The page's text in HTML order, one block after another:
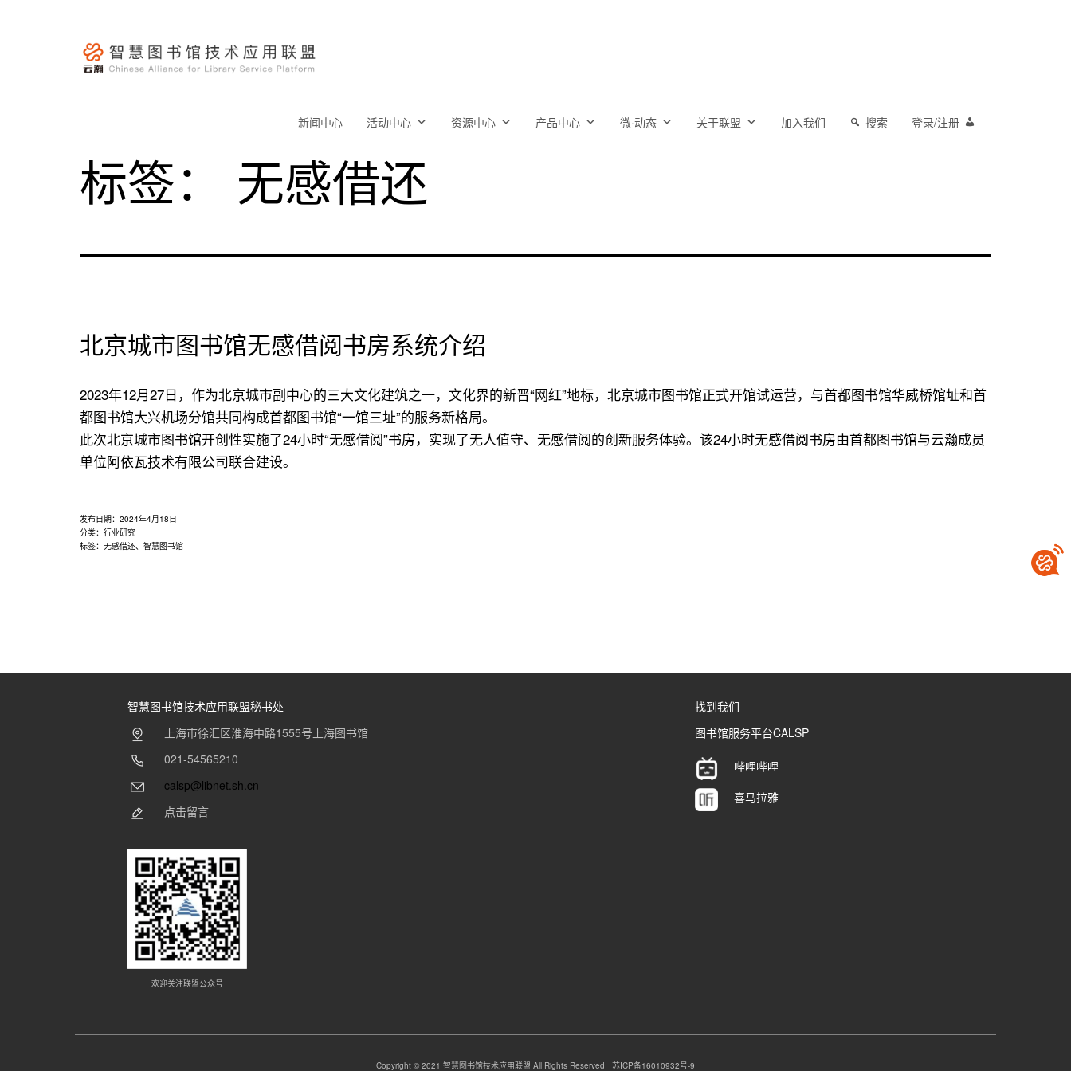
盟-
智
慧
书
应
联
盟
新闻中心 活动中心 资源中心 产品中心 微·动态 关于联盟 加入我们 搜索 登录/注册
标签： 无感借还
北京城市图书馆无感借阅书房系统介绍
2023年12月27日，作为北京城市副中心的三大文化建筑之一，文化界的新晋“网红”地标，北京城市图书馆正式开馆试运营，与首都图书馆华威桥馆址和首
都图书馆大兴机场分馆共同构成首都图书馆“一馆三址”的服务新格局。
此次北京城市图书馆开创性实施了24小时“无感借阅”书房，实现了无人值守、无感借阅的创新服务体验。该24小时无感借阅书房由首都图书馆与云瀚成员
单位阿依瓦技术有限公司联合建设。
发布日期： 2024年4月18日
分类： 行业研究
标签： 无感借还、 智慧图书馆
智慧图书馆技术应用联盟秘书处
上海市徐汇区淮海中路1555号上海图书馆
021-54565210
calsp@libnet.sh.cn
点击留言
欢迎关注联盟公众号
找到我们
图书馆服务平台CALSP
哔哩哔哩
喜马拉雅
Copyright © 2021 智慧图书馆技术应用联盟 All Rights Reserved 苏ICP备16010932号-9